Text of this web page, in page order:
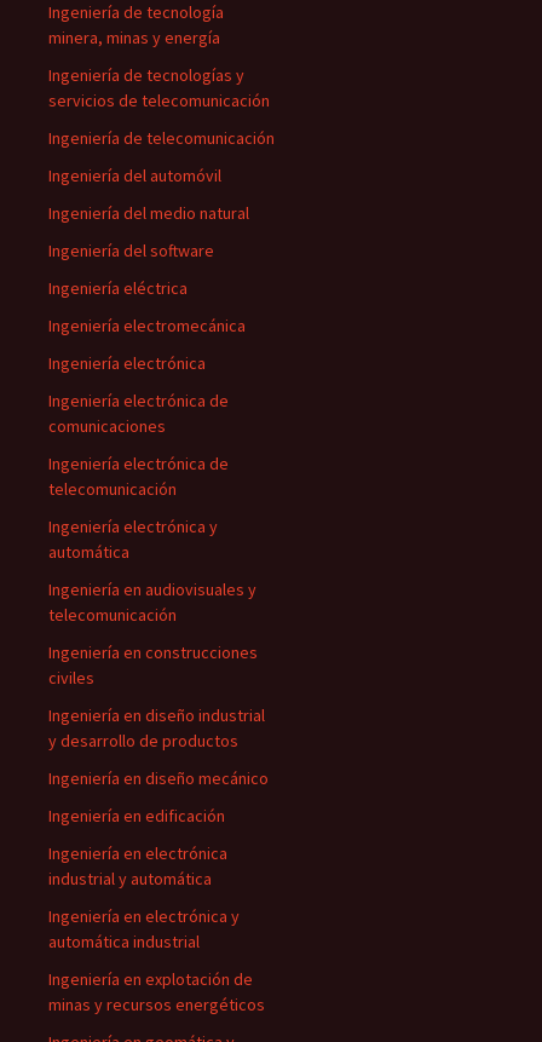
Ingeniería de tecnología
minera, minas y energía
Ingeniería de tecnologías y
servicios de telecomunicación
Ingeniería de telecomunicación
Ingeniería del automóvil
Ingeniería del medio natural
Ingeniería del software
Ingeniería eléctrica
Ingeniería electromecánica
Ingeniería electrónica
Ingeniería electrónica de
comunicaciones
Ingeniería electrónica de
telecomunicación
Ingeniería electrónica y
automática
Ingeniería en audiovisuales y
telecomunicación
Ingeniería en construcciones
civiles
Ingeniería en diseño industrial
y desarrollo de productos
Ingeniería en diseño mecánico
Ingeniería en edificación
Ingeniería en electrónica
industrial y automática
Ingeniería en electrónica y
automática industrial
Ingeniería en explotación de
minas y recursos energéticos